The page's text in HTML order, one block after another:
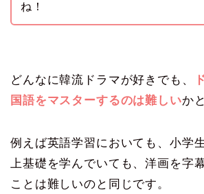
ね！
どんなに韓流ドラマが好きでも、
国語をマスターするのは難しいか
例えば英語学習においても、小学
上基礎を学んでいても、洋画を字
ことは難しいのと同じです。